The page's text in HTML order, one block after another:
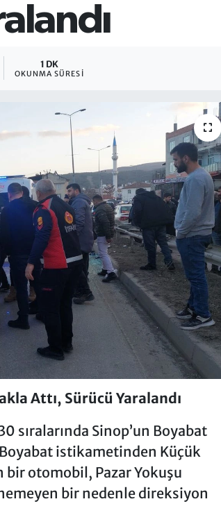
1 DK
OKUNMA SÜRESI
Attı, Sürücü Yaralandı
sıralarında Sinop’un Boyabat
istikametinden Küçük
bir otomobil, Pazar Yokuşu
bir nedenle direksiyon